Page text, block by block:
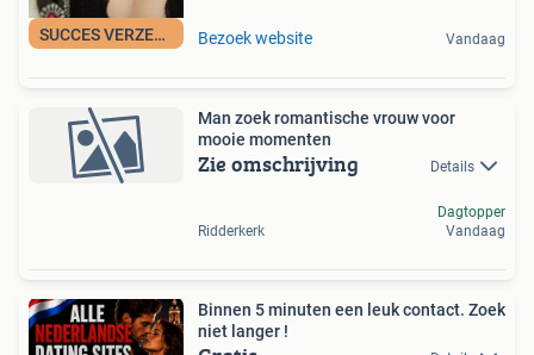
SUCCES VERZEKERD Bezoek website Vandaag
Man zoek romantische vrouw voor
mooie momenten
Zie omschrijving Details
Ridderkerk
Dagtopper
Vandaag
Binnen 5 minuten een leuk contact. Zoek
niet langer !